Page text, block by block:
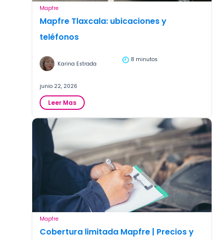
Mapfre
Mapfre Tlaxcala: ubicaciones y
teléfonos
Karina Estrada
8 minutos
junio 22, 2026
Leer Mas:
Mapfre
Tlaxcala:
teléfonos
Mapfre
Cobertura limitada Mapfre | Precios y